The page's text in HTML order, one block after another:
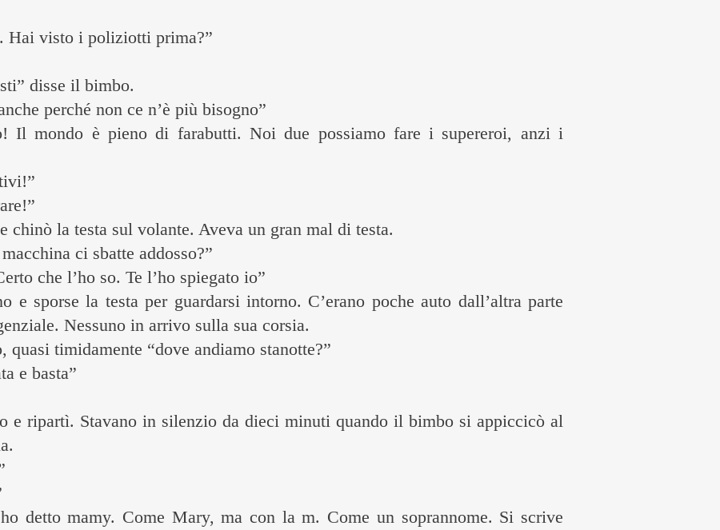
Hai visto i poliziotti prima?”
disse il bimbo.
perché non ce n’è più bisogno”
Il mondo è pieno di farabutti. Noi due possiamo fare i supereroi, anzi i
chinò la testa sul volante. Aveva un gran mal di testa.
ci sbatte addosso?”
che l’ho so. Te l’ho spiegato io”
e sporse la testa per guardarsi intorno. C’erano poche auto dall’altra parte
Nessuno in arrivo sulla sua corsia.
timidamente “dove andiamo stanotte?”
e basta”
e ripartì. Stavano in silenzio da dieci minuti quando il bimbo si appiccicò al
detto mamy. Come Mary, ma con la m. Come un soprannome. Si scrive